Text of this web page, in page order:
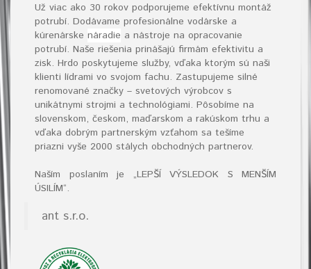
Už viac ako 30 rokov podporujeme efektívnu montáž
potrubí. Dodávame profesionálne vodárske a
kúrenárske náradie a nástroje na opracovanie
potrubí. Naše riešenia prinášajú firmám efektivitu a
zisk. Hrdo poskytujeme služby, vďaka ktorým sú naši
klienti lídrami vo svojom fachu. Zastupujeme silné
renomované značky – svetových výrobcov s
unikátnymi strojmi a technológiami. Pôsobíme na
slovenskom, českom, maďarskom a rakúskom trhu a
vďaka dobrým partnerským vzťahom sa tešíme
priazni vyše 2000 stálych obchodných partnerov.
Naším poslaním je „LEPŠÍ VÝSLEDOK S MENŠÍM
ÚSILÍM“.
ant s.r.o.